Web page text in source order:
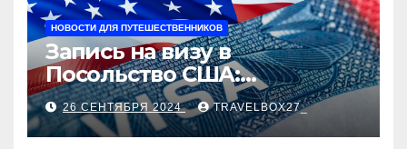
НОВОСТИ ДЛЯ ПУТЕШЕСТВЕННИКОВ
Запись на визу в
Посольство США:
Пошаговое руководство
26 СЕНТЯБРЯ 2024 TRAVELBOX27_